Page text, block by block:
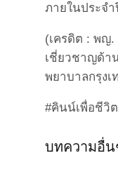
ภายในประจ
(เครดิต : พญ.
เชี่ยวชาญด้า
พยาบาลกรุงเ
#คินน์เพื่อชีวิ
บทความอื่น